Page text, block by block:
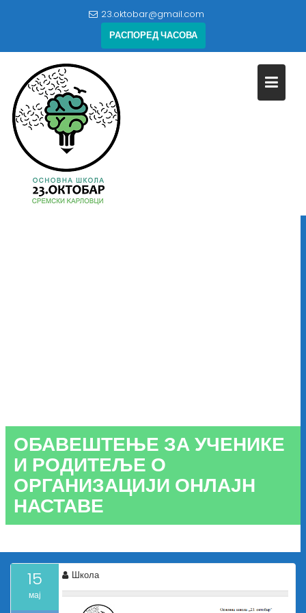
23.oktobar@gmail.com
РАСПОРЕД ЧАСОВА
ОБАВЕШТЕЊЕ ЗА УЧЕНИКЕ
И РОДИТЕЉЕ О
ОРГАНИЗАЦИЈИ ОНЛАЈН
НАСТАВЕ
15
мај
Школа